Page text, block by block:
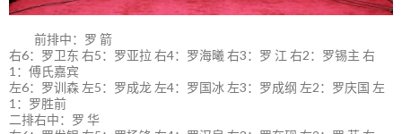
前排中：罗 箭
右6：罗卫东 右5：罗亚拉 右4：罗海曦 右3：罗 江 右2：罗锡主 右
1：傅氏嘉宾
左6：罗训森 左5：罗成龙 左4：罗国冰 左3：罗成纲 左2：罗庆国 左
1：罗胜前
二排右中：罗 华